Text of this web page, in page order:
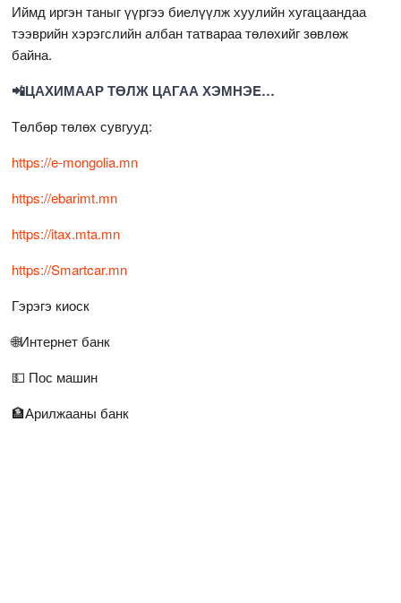
Иймд иргэн таныг үүргээ биелүүлж хуулийн хугацаандаа
тээврийн хэрэгслийн албан татвараа төлөхийг зөвлөж
байна.
📲ЦАХИМААР ТӨЛЖ ЦАГАА ХЭМНЭE…
Төлбөр төлөх сувгууд:
https://e-mongolia.mn
https://ebarimt.mn
https://itax.mta.mn
https://Smartcar.mn
Гэрэгэ киоск
🌐Интернет банк
💵 Пос машин
🏦Арилжааны банк